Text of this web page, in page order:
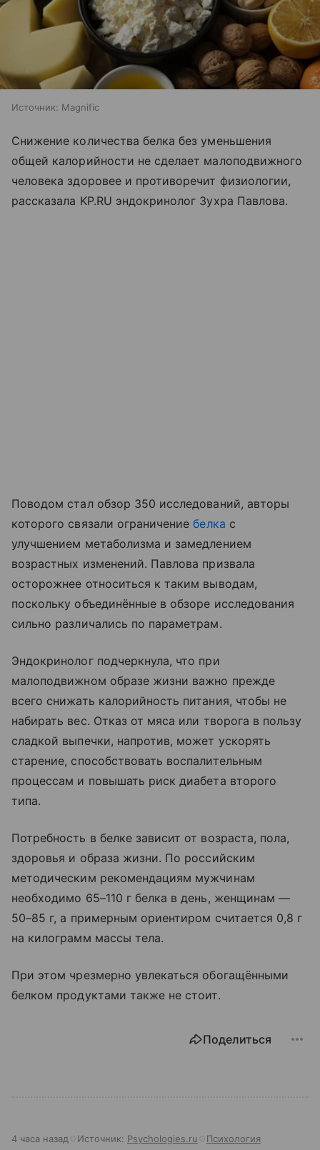
Источник: Magnific
Снижение количества белка без уменьшения
общей калорийности не сделает малоподвижного
человека здоровее и противоречит физиологии,
рассказала KP.RU эндокринолог Зухра Павлова.
Поводом стал обзор 350 исследований, авторы
которого связали ограничениебелка с
улучшением метаболизма и замедлением
возрастных изменений. Павлова призвала
осторожнее относиться к таким выводам,
поскольку объединённые в обзоре исследования
сильно различались по параметрам.
Эндокринолог подчеркнула, что при
малоподвижном образе жизни важно прежде
всего снижать калорийность питания, чтобы не
набирать вес. Отказ от мяса или творога в пользу
сладкой выпечки, напротив, может ускорять
старение, способствовать воспалительным
процессам и повышать риск диабета второго
типа.
Потребность в белке зависит от возраста, пола,
здоровья и образа жизни. По российским
методическим рекомендациям мужчинам
необходимо 65–110 г белка в день, женщинам —
50–85 г, а примерным ориентиром считается 0,8 г
на килограмм массы тела.
При этом чрезмерно увлекаться обогащёнными
белком продуктами также не стоит.
Поделиться
4 часа назад Источник: Psychologies.ru Психология